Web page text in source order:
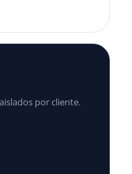
por cliente.